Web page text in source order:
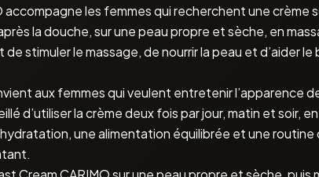
accompagne les femmes qui recherchent une
la douche, sur une peau propre et sèche, en
stimuler le massage, de nourrir la peau et d’aider
aux femmes qui veulent entretenir l’apparence
d’utiliser la crème deux fois par jour, matin et soir,
une alimentation équilibrée et une routine